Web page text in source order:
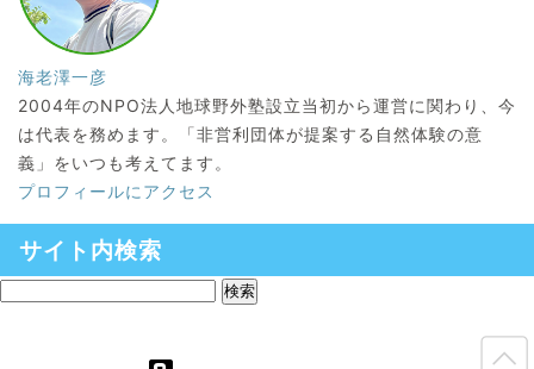
海老澤一彦
2004年のNPO法人地球野外塾設立当初から運営に関わり、今
は代表を務めます。「非営利団体が提案する自然体験の意
義」をいつも考えてます。
プロフィールにアクセス
サイト内検索